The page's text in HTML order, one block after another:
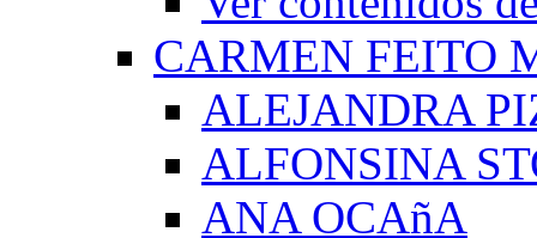
CARMEN FEITO
ALEJANDRA
ALFONSINA
ANA OCAñA